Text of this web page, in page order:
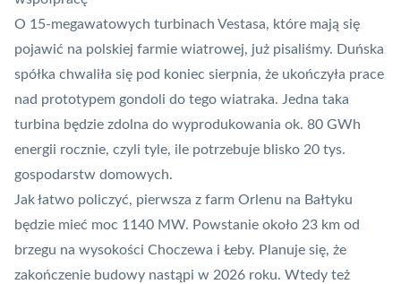
O 15-megawatowych turbinach Vestasa, które mają się
pojawić na polskiej farmie wiatrowej, już pisaliśmy. Duńska
spółka chwaliła się pod koniec sierpnia, że ukończyła prace
nad prototypem gondoli do tego wiatraka. Jedna taka
turbina będzie zdolna do wyprodukowania ok. 80 GWh
energii rocznie, czyli tyle, ile potrzebuje blisko 20 tys.
gospodarstw domowych.
Jak łatwo policzyć, pierwsza z farm Orlenu na Bałtyku
będzie mieć moc 1140 MW. Powstanie około 23 km od
brzegu na wysokości Choczewa i Łeby. Planuje się, że
zakończenie budowy nastąpi w 2026 roku. Wtedy też